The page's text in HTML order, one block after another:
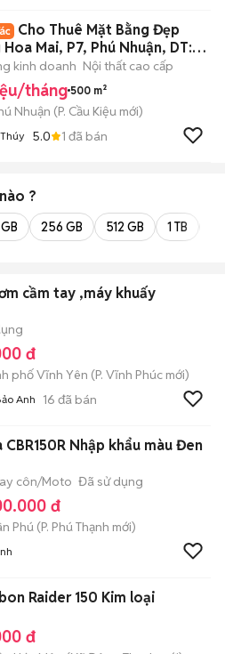
Cho Thuê Mặt Bằng Đẹp
Mai, P7, Phú Nhuận, DT:
kinh doanh Nội thất cao cấp
tháng 500 m²
Nhuận (P. Cầu Kiệu mới)
5.0 1 đã bán
nào ?
256 GB 512 GB 1 TB
cầm tay ,máy khuấy
đ
phố Vĩnh Yên (P. Vĩnh Phúc mới)
Anh 16 đã bán
CBR150R Nhập khẩu màu Đen
côn/Moto Đã sử dụng
đ
Phú (P. Phú Thạnh mới)
Raider 150 Kim loại
đ